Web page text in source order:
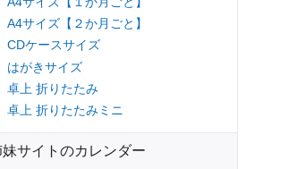
A4サイズ【２か月ごと】
CDケースサイズ
はがきサイズ
卓上 折りたたみ
卓上 折りたたみミニ
妹サイトのカレンダー